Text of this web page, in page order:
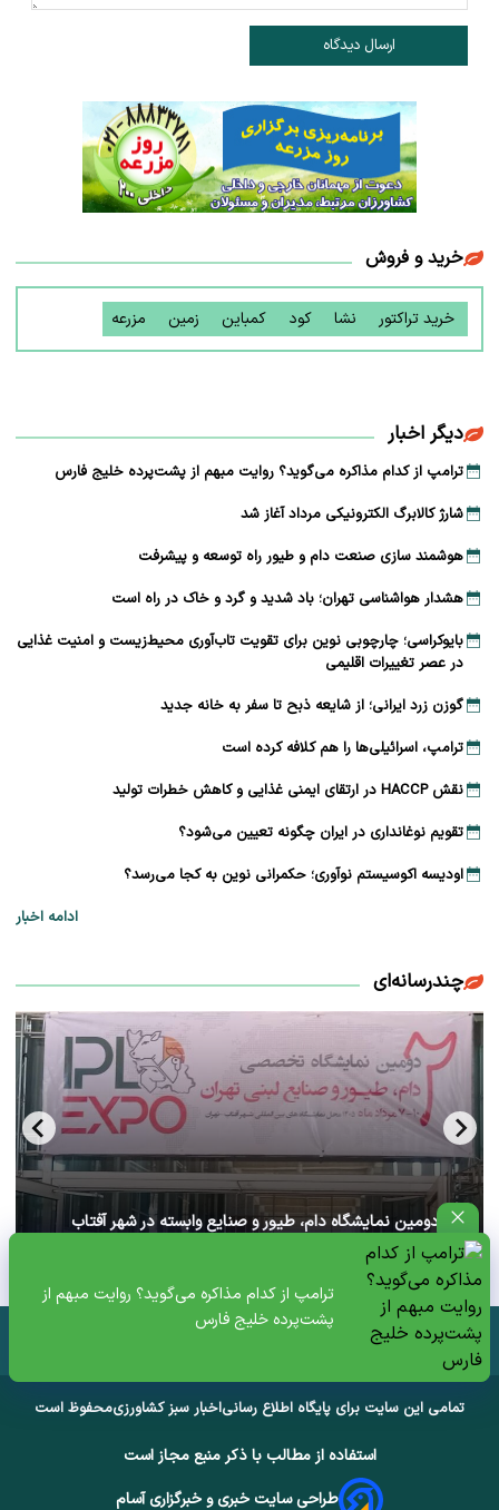
ترامپ از کدام مذاکره می‌گوید؟ روایت مبهم از
پشت‌پرده خلیج فارس
ارسال دیدگاه
خرید و فروش
خرید تراکتور نشا کود کمباین زمین مزرعه
دیگر اخبار
ترامپ از کدام مذاکره می‌گوید؟ روایت مبهم از پشت‌پرده خلیج فارس
شارژ کالابرگ الکترونیکی مرداد آغاز شد
هوشمند سازی صنعت دام و طیور راه توسعه و پیشرفت
هشدار هواشناسی تهران؛ باد شدید و گرد و خاک در راه است
بایوکراسی؛ چارچوبی نوین برای تقویت تاب‌آوری محیط‌زیست و امنیت غذایی
در عصر تغییرات اقلیمی
گوزن زرد ایرانی؛ از شایعه ذبح تا سفر به خانه جدید
ترامپ، اسرائیلی‌ها را هم کلافه کرده است
نقش HACCP در ارتقای ایمنی غذایی و کاهش خطرات تولید
تقویم نوغانداری در ایران چگونه تعیین می‌شود؟
اودیسه اکوسیستم نوآوری؛ حکمرانی نوین به کجا می‌رسد؟
ادامه اخبار
چندرسانه‌ای
آغاز دومین نمایشگاه دام، طیور و صنایع وابسته در شهر آفتاب
تهران+ ویدئو
تمامی این سایت برای پایگاه اطلاع رسانیاخبار سبز کشاورزیمحفوظ است
استفاده از مطالب با ذکر منبع مجاز است
طراحی سایت خبری و خبرگزاری آسام